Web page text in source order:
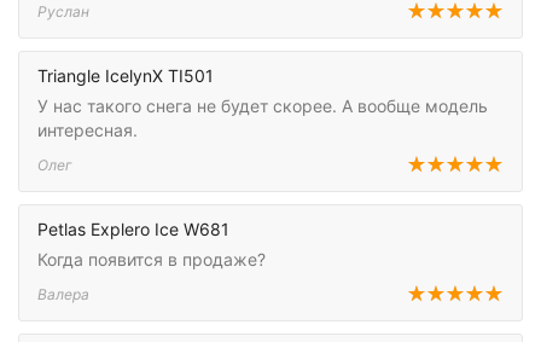
Руслан
Triangle IcelynX TI501
У нас такого снега не будет скорее. А вообще модель
интересная.
Олег
Petlas Explero Ice W681
Когда появится в продаже?
Валера